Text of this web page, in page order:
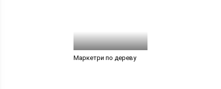
Маркетри по дереву